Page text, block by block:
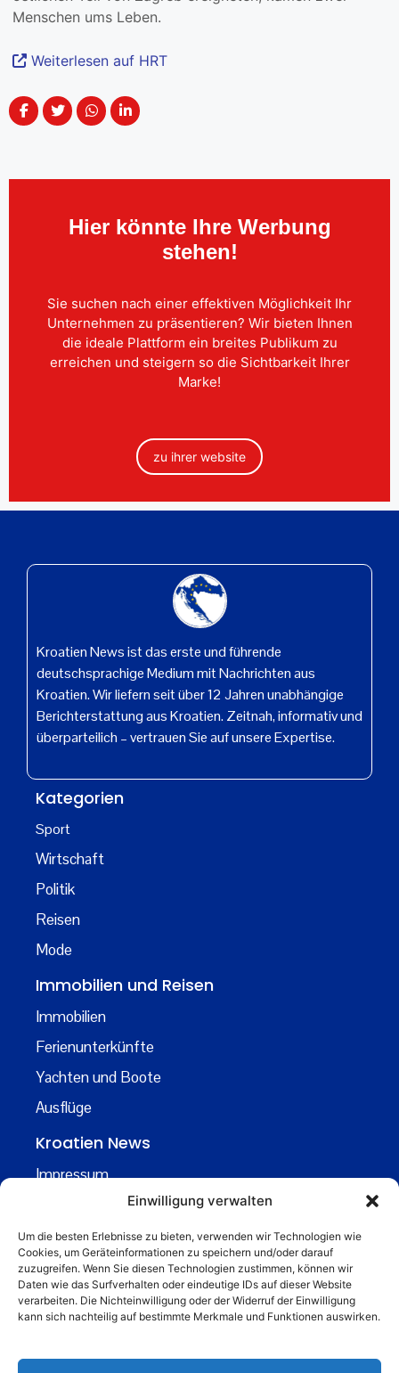
Einwilligung verwalten
Um die besten Erlebnisse zu bieten, verwenden wir Technologien wie
Cookies, um Geräteinformationen zu speichern und/oder darauf
zuzugreifen. Wenn Sie diesen Technologien zustimmen, können wir
Daten wie das Surfverhalten oder eindeutige IDs auf dieser Website
verarbeiten. Die Nichteinwilligung oder der Widerruf der Einwilligung
kann sich nachteilig auf bestimmte Merkmale und Funktionen auswirken.
Menschen ums Leben.
Weiterlesen auf HRT
Hier könnte Ihre Werbung
stehen!
Sie suchen nach einer effektiven Möglichkeit Ihr
Unternehmen zu präsentieren? Wir bieten Ihnen
die ideale Plattform ein breites Publikum zu
erreichen und steigern so die Sichtbarkeit Ihrer
Marke!
zu ihrer website
Kroatien News ist das erste und führende
deutschsprachige Medium mit Nachrichten aus
Kroatien. Wir liefern seit über 12 Jahren unabhängige
Berichterstattung aus Kroatien. Zeitnah, informativ und
überparteilich – vertrauen Sie auf unsere Expertise.
Kategorien
Sport
Wirtschaft
Politik
Reisen
Mode
Immobilien und Reisen
Immobilien
Ferienunterkünfte
Yachten und Boote
Ausflüge
Kroatien News
Impressum
Kontakt
Über uns
Business